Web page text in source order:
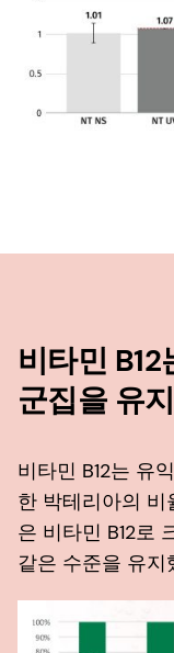
비타민
군집을 유
비타민 B12는 유
한 박테리아의
은 비타민 B12로
같은 수준을 유지